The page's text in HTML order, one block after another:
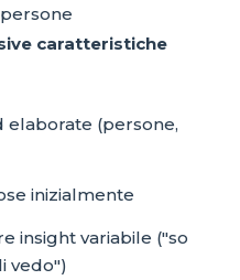
caratteristiche
(persone,
inizialmente
insight variabile ("so
vedo")